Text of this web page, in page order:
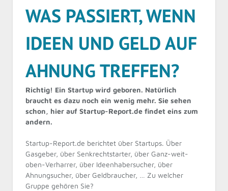
WAS PASSIERT, WENN
IDEEN UND GELD AUF
AHNUNG TREFFEN?
Richtig! Ein Startup wird geboren. Natürlich
braucht es dazu noch ein wenig mehr. Sie sehen
schon, hier auf Startup-Report.de findet eins zum
andern.
Startup-Report.de berichtet über Startups. Über
Gasgeber, über Senkrechtstarter, über Ganz-weit-
oben-Verharrer, über Ideenhabersucher, über
Ahnungsucher, über Geldbraucher, … Zu welcher
Gruppe gehören Sie?